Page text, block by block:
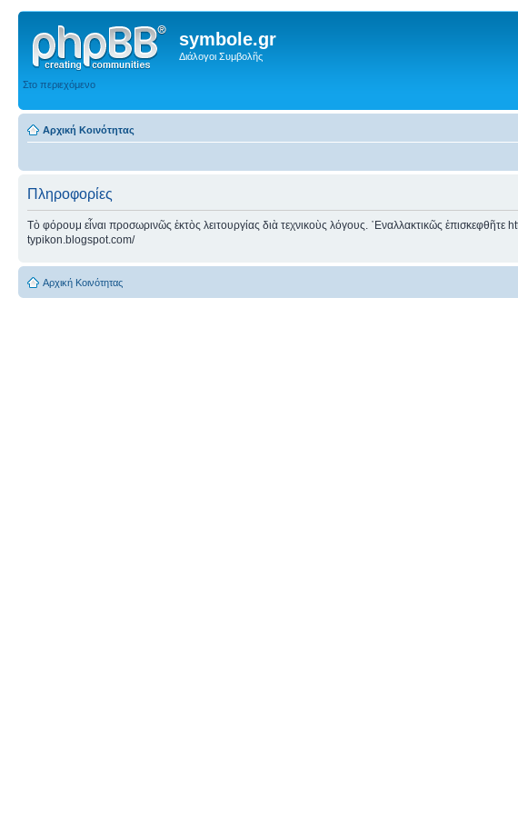
symbole.gr
Διάλογοι Συμβολῆς
Στο περιεχόμενο
Αρχική Κοινότητας
Πληροφορίες
Τὸ φόρουμ εἶναι προσωρινῶς ἐκτὸς λειτουργίας διὰ τεχνικοὺς λόγους. ᾿Εναλλακτικῶς
typikon.blogspot.com/
Αρχική Κοινότητας